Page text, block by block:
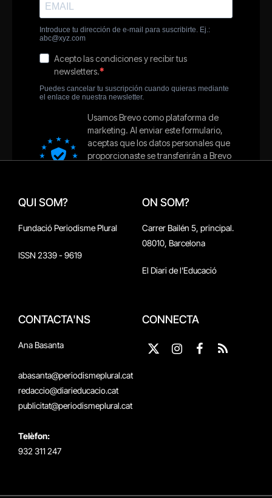
QUI SOM?
Fundació Periodisme Plural
ISSN 2339 - 9619
ON SOM?
Carrer Bailén 5, principal.
08010, Barcelona
El Diari de l'Educació
CONTACTA'NS
Ana Basanta
abasanta@periodismeplural.cat
redaccio@diarieducacio.cat
publicitat@periodismeplural.cat
Telèfon:
932 311 247
CONNECTA
X
Instagram
Facebook
RSS